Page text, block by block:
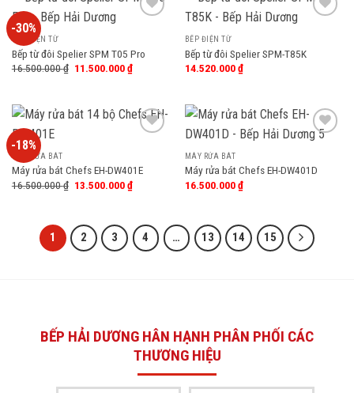
-30%
wishlist
BẾP ĐIỆN TỪ
Bếp từ đôi Spelier SPM T05 Pro
16.500.000₫ 11.500.000₫
wishlist
BẾP ĐIỆN TỪ
Bếp từ đôi Spelier SPM-T85K
14.520.000₫
-18%
wishlist
MÁY RỬA BÁT
Máy rửa bát Chefs EH-DW401E
16.500.000₫ 13.500.000₫
wishlist
MÁY RỬA BÁT
Máy rửa bát Chefs EH-DW401D
16.500.000₫
1 2 3 4 … 13 14 15
BẾP HẢI DƯƠNG HÂN HẠNH PHÂN PHỐI CÁC
THƯƠNG HIỆU